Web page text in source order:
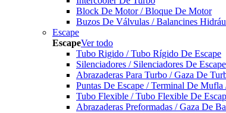
Block De Motor / Bloque De Motor
Buzos De Válvulas / Balancines
Escape
EscapeVer todo
Tubo Rigido / Tubo Rígido De Escape
Silenciadores / Silenciadores De Escape
Abrazaderas Para Turbo / Gaza De
Puntas De Escape / Terminal De Mufla
Tubo Flexible / Tubo Flexible De
Abrazaderas Preformadas / Gaza De